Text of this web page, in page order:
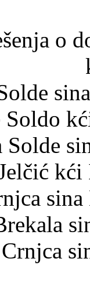
o
Soldo
Solde